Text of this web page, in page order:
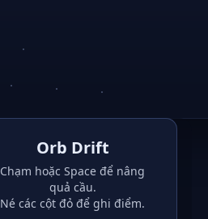
Orb Drift
Chạm hoặc Space để nâng
quả cầu.
Né các cột đỏ để ghi điểm.